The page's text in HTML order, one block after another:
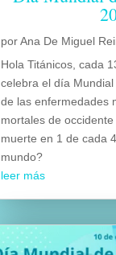
porAna De Miguel
Hola Titánicos, cada
celebra el día
de las enfermedades
mortales de
muerte en 1 de cada
mundo?
leer más